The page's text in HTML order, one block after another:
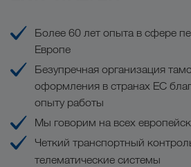
Более 60 лет опыта в сфере
Европе
Безупречная организация
оформления в странах ЕС
опыту работы
Мы говорим на всех
Четкий транспортный
телематические системы